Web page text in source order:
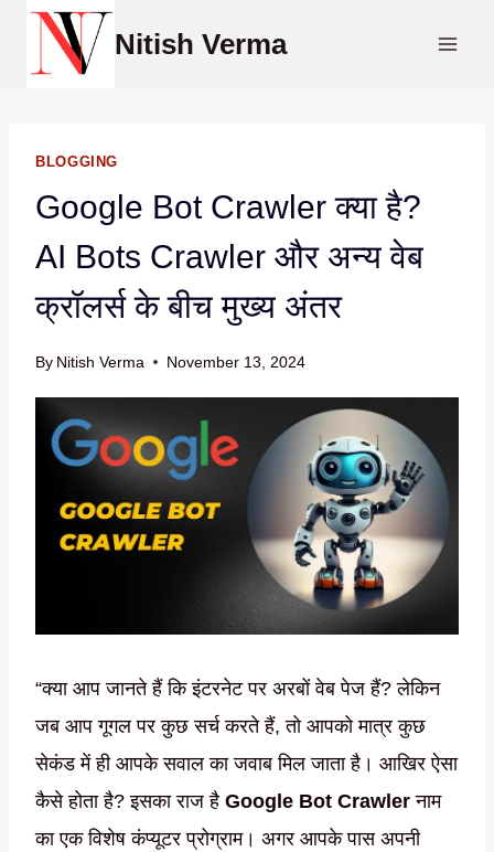
Skip
Nitish Verma
BLOGGING
Google Bot Crawler क्या है?
AI Bots Crawler और अन्य वेब
क्रॉलर्स के बीच मुख्य अंतर
By Nitish Verma November 13, 2024
“क्या आप जानते हैं कि इंटरनेट पर अरबों वेब पेज हैं? लेकिन
जब आप गूगल पर कुछ सर्च करते हैं, तो आपको मात्र कुछ
सेकंड में ही आपके सवाल का जवाब मिल जाता है। आखिर ऐसा
कैसे होता है? इसका राज है Google Bot Crawler नाम
का एक विशेष कंप्यूटर प्रोग्राम। अगर आपके पास अपनी